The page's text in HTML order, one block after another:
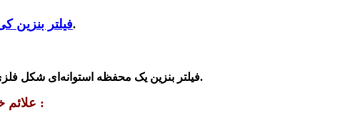
فیلتر بنزینکه درون محفظه است.
فیلتر بنزین یک محفظه استوانه‌ای شکل فلزی است که یک خروجی و یک ورودی دارد.
علائم :